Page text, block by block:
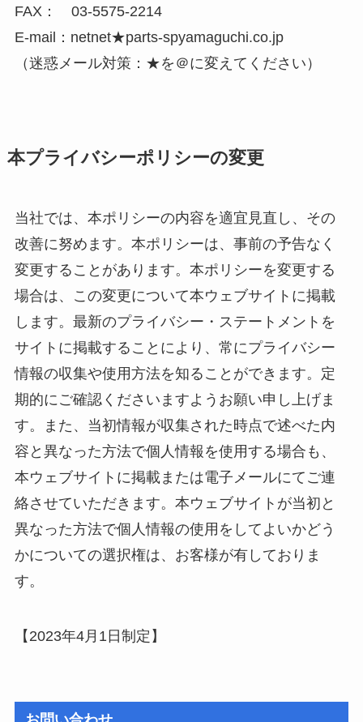
FAX： 03-5575-2214
E-mail：netnet★parts-spyamaguchi.co.jp
（迷惑メール対策：★を＠に変えてください）
本プライバシーポリシーの変更
当社では、本ポリシーの内容を適宜見直し、その
改善に努めます。本ポリシーは、事前の予告なく
変更することがあります。本ポリシーを変更する
場合は、この変更について本ウェブサイトに掲載
します。最新のプライバシー・ステートメントを
サイトに掲載することにより、常にプライバシー
情報の収集や使用方法を知ることができます。定
期的にご確認くださいますようお願い申し上げま
す。また、当初情報が収集された時点で述べた内
容と異なった方法で個人情報を使用する場合も、
本ウェブサイトに掲載または電子メールにてご連
絡させていただきます。本ウェブサイトが当初と
異なった方法で個人情報の使用をしてよいかどう
かについての選択権は、お客様が有しておりま
す。
【2023年4月1日制定】